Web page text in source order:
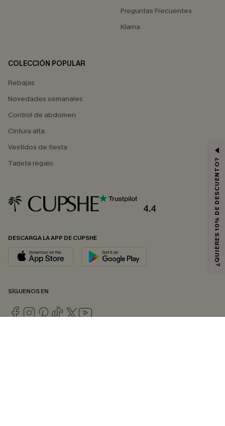
Preguntas Frecuentes
Klarna
COLECCIÓN POPULAR
Rebajas
Novedades semanales
Control de abdomen
Cintura alta
Vestidos de fiesta
Tarjeta regalo
4.4
DESCARGA LA APP DE CUPSHE
SÍGUENOS EN
¿QUIERES 10% DE DESCUENTO?